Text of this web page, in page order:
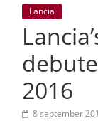
Italiana
Italiaans
autonieuws
lifestyle
Lancia
2016
8 september